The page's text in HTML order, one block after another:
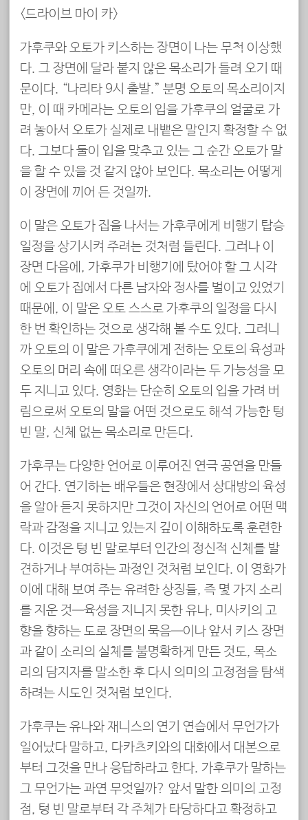
<드라이브 마이 카>
가후쿠와 오토가 키스하는 장면이 나는 무척 이상했
다. 그 장면에 달라 붙지 않은 목소리가 들려 오기 때
문이다. “나리타 9시 출발.” 분명 오토의 목소리이지
만, 이 때 카메라는 오토의 입을 가후쿠의 얼굴로 가
려 놓아서 오토가 실제로 내뱉은 말인지 확정할 수 없
다. 그보다 둘이 입을 맞추고 있는 그 순간 오토가 말
을 할 수 있을 것 같지 않아 보인다. 목소리는 어떻게
이 장면에 끼어 든 것일까.
이 말은 오토가 집을 나서는 가후쿠에게 비행기 탑승
일정을 상기시켜 주려는 것처럼 들린다. 그러나 이
장면 다음에, 가후쿠가 비행기에 탔어야 할 그 시각
에 오토가 집에서 다른 남자와 정사를 벌이고 있었기
때문에, 이 말은 오토 스스로 가후쿠의 일정을 다시
한 번 확인하는 것으로 생각해 볼 수도 있다. 그러니
까 오토의 이 말은 가후쿠에게 전하는 오토의 육성과
오토의 머리 속에 떠오른 생각이라는 두 가능성을 모
두 지니고 있다. 영화는 단순히 오토의 입을 가려 버
림으로써 오토의 말을 어떤 것으로도 해석 가능한 텅
빈 말, 신체 없는 목소리로 만든다.
가후쿠는 다양한 언어로 이루어진 연극 공연을 만들
어 간다. 연기하는 배우들은 현장에서 상대방의 육성
을 알아 듣지 못하지만 그것이 자신의 언어로 어떤 맥
락과 감정을 지니고 있는지 깊이 이해하도록 훈련한
다. 이것은 텅 빈 말로부터 인간의 정신적 신체를 발
견하거나 부여하는 과정인 것처럼 보인다. 이 영화가
이에 대해 보여 주는 유려한 상징들, 즉 몇 가지 소리
를 지운 것—육성을 지니지 못한 유나, 미사키의 고
향을 향하는 도로 장면의 묵음—이나 앞서 키스 장면
과 같이 소리의 실체를 불명확하게 만든 것도, 목소
리의 담지자를 말소한 후 다시 의미의 고정점을 탐색
하려는 시도인 것처럼 보인다.
가후쿠는 유나와 재니스의 연기 연습에서 무언가가
일어났다 말하고, 다카츠키와의 대화에서 대본으로
부터 그것을 만나 응답하라고 한다. 가후쿠가 말하는
그 무언가는 과연 무엇일까? 앞서 말한 의미의 고정
점, 텅 빈 말로부터 각 주체가 타당하다고 확정하고